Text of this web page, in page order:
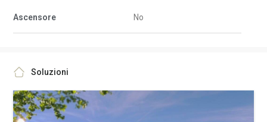
Ascensore No
Soluzioni